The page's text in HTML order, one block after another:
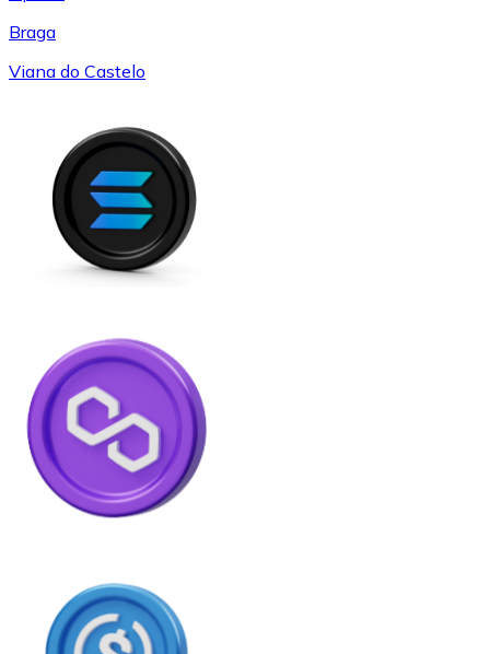
Braga
Viana do Castelo